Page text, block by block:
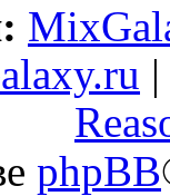
|
phpBB